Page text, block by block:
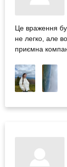
Це враження
не легко, але
приємна